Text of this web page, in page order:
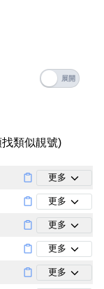
財成
搜尋
類似靚號)
更多
更多
更多
更多
更多